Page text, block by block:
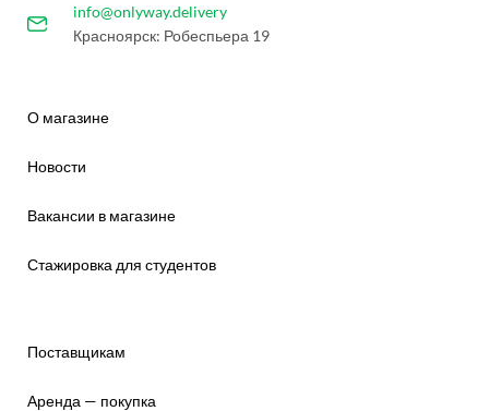
info@onlyway.delivery
Красноярск: Робеспьера 19
О магазине
Новости
Вакансии в магазине
Стажировка для студентов
Поставщикам
Аренда — покупка